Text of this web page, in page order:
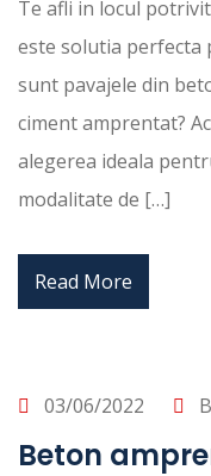
Te afli in locul
este solutia perfecta
sunt pavajele din
ciment amprentat?
alegerea ideala
modalitate de […]
Read More
03/06/2022
Beton